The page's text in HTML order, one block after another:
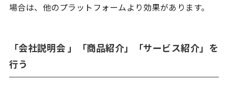
場合は、他のプラットフォームより効果があります。
「会社説明会 」「商品紹介」「サービス紹介」を
行う